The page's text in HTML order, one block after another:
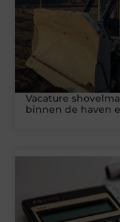
Vacature
binnen de haven